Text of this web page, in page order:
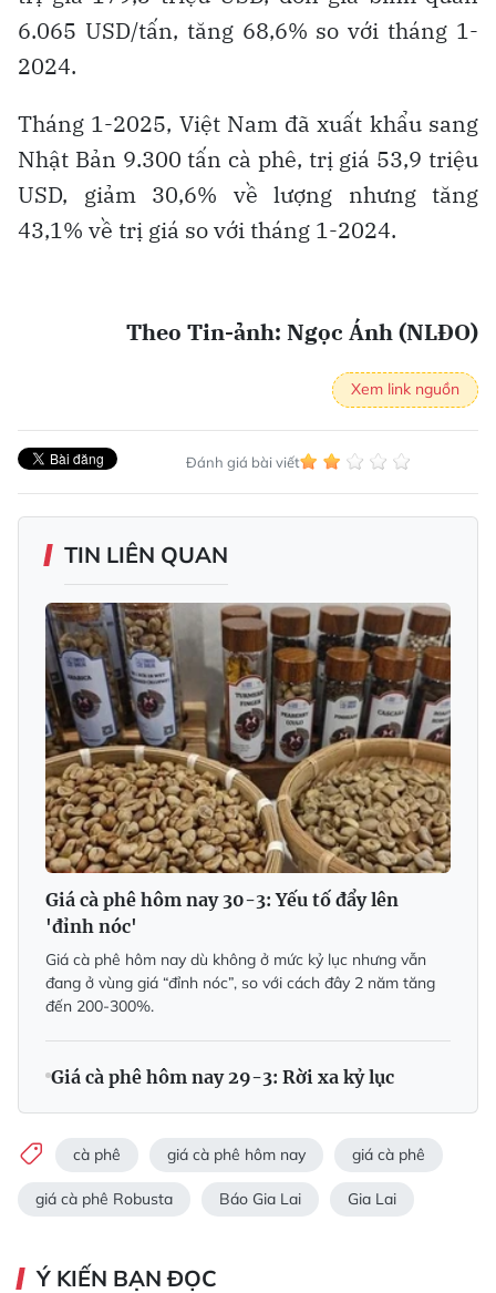
6.065 USD/tấn, tăng 68,6% so với tháng 1-
2024.
Tháng 1-2025, Việt Nam đã xuất khẩu sang
Nhật Bản 9.300 tấn cà phê, trị giá 53,9 triệu
USD, giảm 30,6% về lượng nhưng tăng
43,1% về trị giá so với tháng 1-2024.
Theo Tin-ảnh: Ngọc Ánh (NLĐO)
Xem link nguồn
Đánh giá bài viết
TIN LIÊN QUAN
Giá cà phê hôm nay 30-3: Yếu tố đẩy lên
'đỉnh nóc'
Giá cà phê hôm nay dù không ở mức kỷ lục nhưng vẫn
đang ở vùng giá “đỉnh nóc”, so với cách đây 2 năm tăng
đến 200-300%.
Giá cà phê hôm nay 29-3: Rời xa kỷ lục
cà phê giá cà phê hôm nay giá cà phê
giá cà phê Robusta Báo Gia Lai Gia Lai
Ý KIẾN BẠN ĐỌC